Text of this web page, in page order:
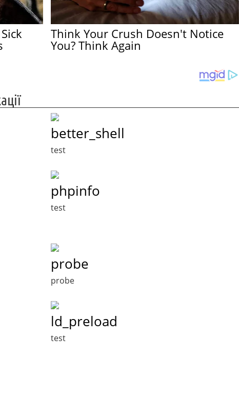
Think Your Crush Doesn't Notice
You? Think Again
better_shell
test
phpinfo
test
probe
probe
ld_preload
test